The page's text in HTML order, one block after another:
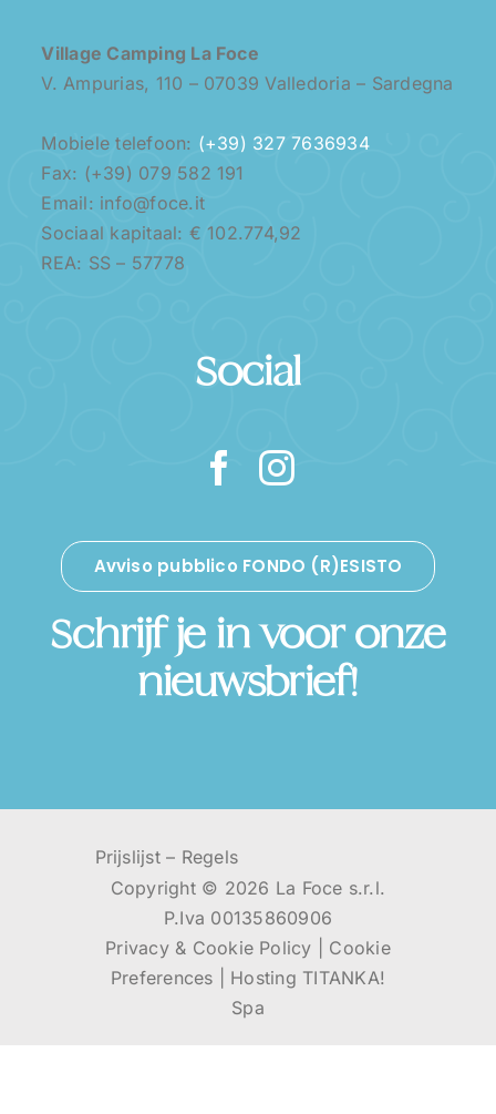
Village Camping La Foce
V. Ampurias, 110 – 07039 Valledoria – Sardegna
Mobiele telefoon: (+39) 327 7636934
Fax: (+39) 079 582 191
Email: info@foce.it
Sociaal kapitaal: € 102.774,92
REA: SS – 57778
Social
Avviso pubblico FONDO (R)ESISTO
Schrijf je in voor onze
nieuwsbrief!
Prijslijst– Regels
Copyright © 2026 La Foce s.r.l.
P.Iva 00135860906
Privacy & Cookie Policy
Cookie
Preferences
Hosting TITANKA!
Spa